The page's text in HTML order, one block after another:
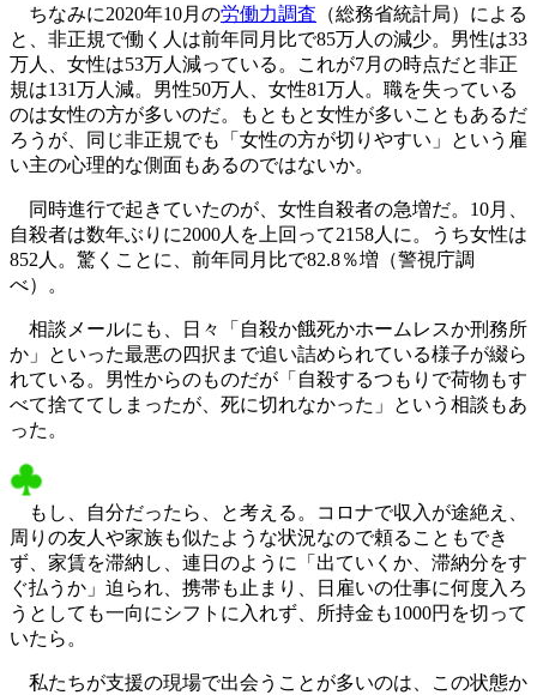
ちなみに2020年10月の労働力調査 （総務省統計局）による
と、非正規で働く人は前年同月比で85万人の減少。男性は33
万人、女性は53万人減っている。これが7月の時点だと非正
規は131万人減。男性50万人、女性81万人。職を失っている
のは女性の方が多いのだ。もともと女性が多いこともあるだ
ろうが、同じ非正規でも「女性の方が切りやすい」という雇
い主の心理的な側面もあるのではないか。
同時進行で起きていたのが、女性自殺者の急増だ。10月、
自殺者は数年ぶりに2000人を上回って2158人に。うち女性は
852人。驚くことに、前年同月比で82.8％増（警視庁調
べ）。
相談メールにも、日々「自殺か餓死かホームレスか刑務所
か」といった最悪の四択まで追い詰められている様子が綴ら
れている。男性からのものだが「自殺するつもりで荷物もす
べて捨ててしまったが、死に切れなかった」という相談もあ
った。
もし、自分だったら、と考える。コロナで収入が途絶え、
周りの友人や家族も似たような状況なので頼ることもでき
ず、家賃を滞納し、連日のように「出ていくか、滞納分をす
ぐ払うか」迫られ、携帯も止まり、日雇いの仕事に何度入ろ
うとしても一向にシフトに入れず、所持金も1000円を切って
いたら。
私たちが支援の現場で出会うことが多いのは、この状態か